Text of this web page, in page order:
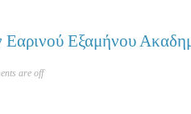
Εξαμήνου
are off